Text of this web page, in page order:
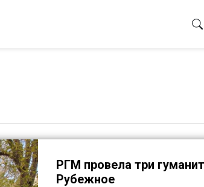
РГМ провела три
Рубежное